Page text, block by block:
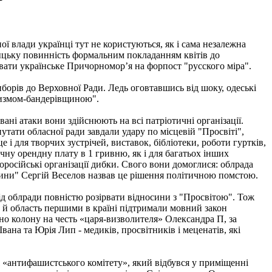
влади українці тут не користуються, як і сама незалежна
повинність формальним покладанням квітів до
українське Причорномор’я на форпост "русского міра".
до Верховної Ради. Ледь оговтавшись від шоку, одеські
бандерівщиною".
атаки вони здійснюють на всі патріотичні організації.
обласної ради завдали удару по місцевій "Просвіті",
творчих зустрічей, виставок, бібліотеки, роботи гуртків,
орендну плату в 1 гривню, як і для багатьох інших
організації дибки. Свого вони домоглися: облрада
Сергій Веселов назвав це рішення політичною помстою.
облради повністю розірвати відносини з "Просвітою". Тож
область першими в країні підтримали мовний закон
колону на честь «царя-визволителя» Олександра П, за
та Юрія Лип - медиків, просвітників і меценатів, які
комітету», який відбувся у приміщенні